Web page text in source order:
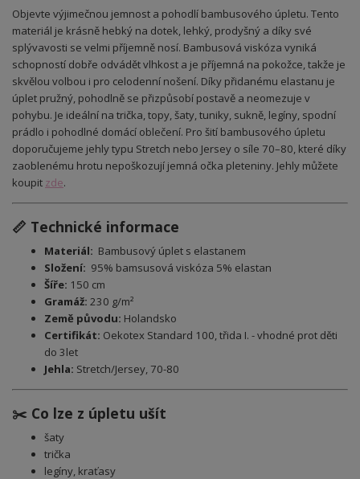
Objevte výjimečnou jemnost a pohodlí bambusového úpletu. Tento
materiál je krásně hebký na dotek, lehký, prodyšný a díky své
splývavosti se velmi příjemně nosí. Bambusová viskóza vyniká
schopností dobře odvádět vlhkost a je příjemná na pokožce, takže je
skvělou volbou i pro celodenní nošení. Díky přidanému elastanu je
úplet pružný, pohodlně se přizpůsobí postavě a neomezuje v
pohybu. Je ideální na trička, topy, šaty, tuniky, sukně, legíny, spodní
prádlo i pohodlné domácí oblečení. Pro šití bambusového úpletu
doporučujeme jehly typu Stretch nebo Jersey o síle 70–80, které díky
zaoblenému hrotu nepoškozují jemná očka pleteniny. Jehly můžete
koupit zde.
📏 Technické informace
Materiál: Bambusový úplet s elastanem
Složení: 95% bamsusová viskóza 5% elastan
Šíře: 150 cm
Gramáž: 230 g/m²
Země původu: Holandsko
Certifikát: Oekotex Standard 100, třida I. - vhodné prot děti
do 3let
Jehla: Stretch/Jersey, 70-80
✂️ Co lze z úpletu ušít
šaty
trička
legíny, kraťasy